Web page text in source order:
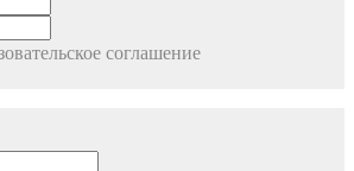
соглашение